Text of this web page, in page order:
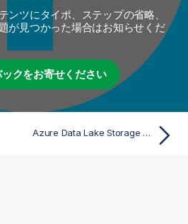
ンツにタイポ、ステップの省略、
が見つかった場合はお知らせくだ
クをお寄せください
Azure Data Lake Storage Gen2のコンポーネント